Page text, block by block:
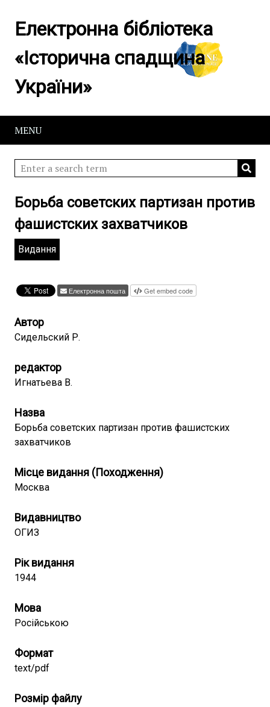
Електронна бібліотека
«Історична спадщина
України»
MENU
Борьба советских партизан против
фашистских захватчиков
Видання
Електронна пошта Get embed code
Автор
Сидельский Р.
редактор
Игнатьева В.
Назва
Борьба советских партизан против фашистских
захватчиков
Місце видання (Походження)
Москва
Видавництво
ОГИЗ
Рік видання
1944
Мова
Російською
Формат
text/pdf
Розмір файлу